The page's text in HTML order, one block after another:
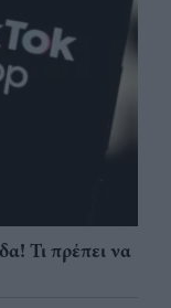
Τι πρέπει να